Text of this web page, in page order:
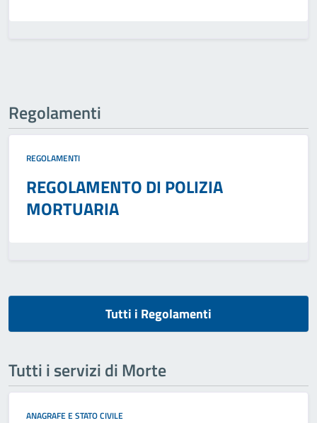
Regolamenti
REGOLAMENTI
REGOLAMENTO DI POLIZIA
MORTUARIA
Tutti i Regolamenti
Tutti i servizi di Morte
ANAGRAFE E STATO CIVILE